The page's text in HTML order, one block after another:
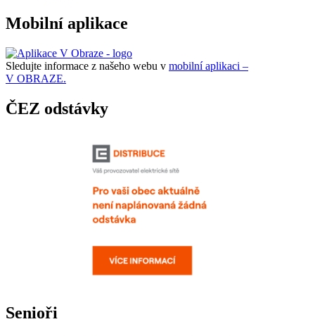
Mobilní aplikace
Sledujte informace z našeho webu v mobilní aplikaci –
V OBRAZE.
ČEZ odstávky
Senioři